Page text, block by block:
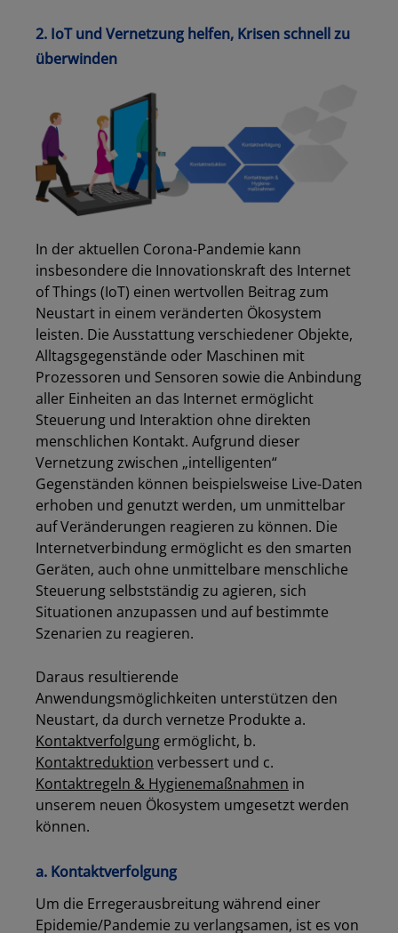
2. IoT und Vernetzung helfen, Krisen schnell zu
überwinden
In der aktuellen Corona-Pandemie kann
insbesondere die Innovationskraft des Internet
of Things (IoT) einen wertvollen Beitrag zum
Neustart in einem veränderten Ökosystem
leisten. Die Ausstattung verschiedener Objekte,
Alltagsgegenstände oder Maschinen mit
Prozessoren und Sensoren sowie die Anbindung
aller Einheiten an das Internet ermöglicht
Steuerung und Interaktion ohne direkten
menschlichen Kontakt. Aufgrund dieser
Vernetzung zwischen „intelligenten“
Gegenständen können beispielsweise Live-Daten
erhoben und genutzt werden, um unmittelbar
auf Veränderungen reagieren zu können. Die
Internetverbindung ermöglicht es den smarten
Geräten, auch ohne unmittelbare menschliche
Steuerung selbstständig zu agieren, sich
Situationen anzupassen und auf bestimmte
Szenarien zu reagieren.
Daraus resultierende
Anwendungsmöglichkeiten unterstützen den
Neustart, da durch vernetze Produkte a.
Kontaktverfolgung ermöglicht, b.
Kontaktreduktion verbessert und c.
Kontaktregeln & Hygienemaßnahmen in
unserem neuen Ökosystem umgesetzt werden
können.
a. Kontaktverfolgung
Um die Erregerausbreitung während einer
Epidemie/Pandemie zu verlangsamen, ist es von